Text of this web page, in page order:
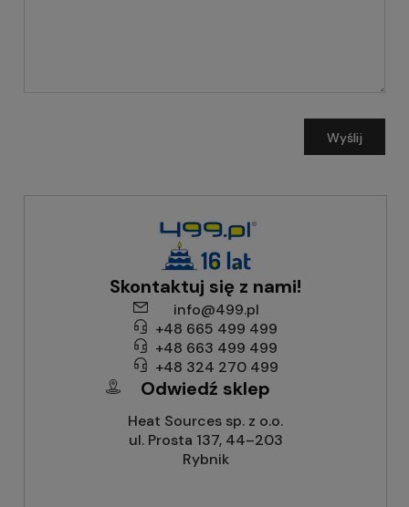
Wyślij
Skontaktuj się z nami!
info@499.pl
+48 665 499 499
+48 663 499 499
+48 324 270 499
Odwiedź sklep
Heat Sources sp. z o.o.
ul. Prosta 137, 44–203
Rybnik